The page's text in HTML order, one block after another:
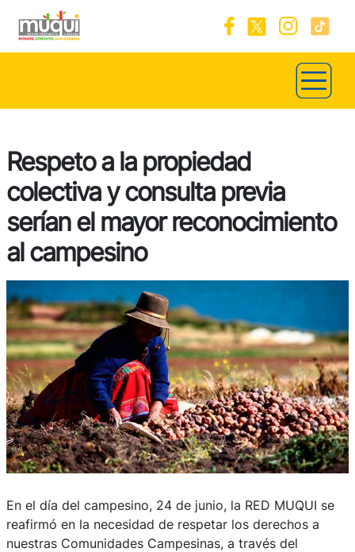
Respeto a la propiedad
colectiva y consulta previa
serían el mayor reconocimiento
al campesino
En el día del campesino, 24 de junio, la RED MUQUI se
reafirmó en la necesidad de respetar los derechos a
nuestras Comunidades Campesinas, a través del